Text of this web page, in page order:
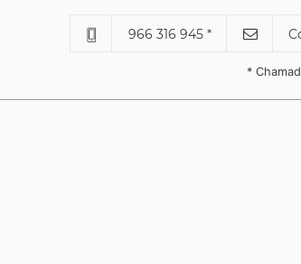
966 316 945 *
*